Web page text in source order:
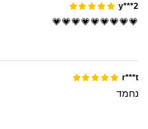
y***2
💗💗💗💗💗💗💗💗💗
r***t
נחמד